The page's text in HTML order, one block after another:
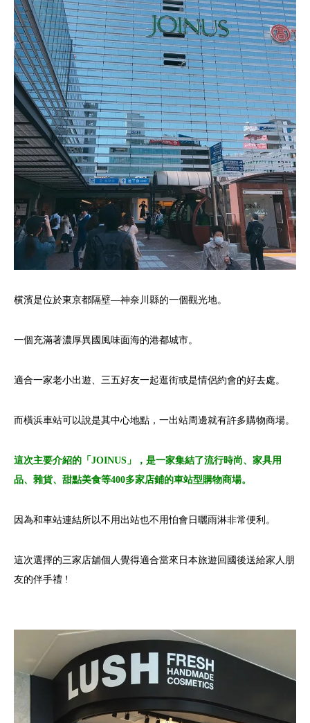
横濱是位於東京都隔壁—神奈川縣的一個觀光地。
一個充滿著濃厚異國風味面海的港都城市。
適合一家老小出遊、三五好友一起逛街或是情侶約會的好去處。
而橫浜車站可以說是其中心地點，一出站周邊就有許多購物商場。
這次主要介紹的「JOINUS」，是一家集結了流行時尚、家具用
品、雜貨、甜點美食等400多家店鋪的車站型購物商場。
因為和車站連結所以不用出站也不用怕會日曬雨淋非常便利。
這次選擇的三家店舖個人覺得適合當來日本旅遊回國後送給家人朋
友的伴手禮 !